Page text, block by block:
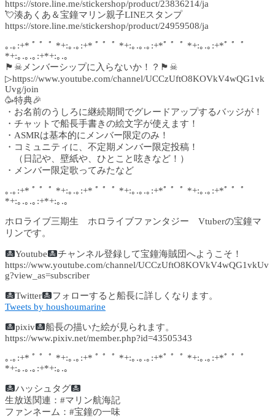
https://store.line.me/stickershop/product/23836214/ja
💘湊あくあ＆宝鐘マリン親子LINEスタンプ
https://store.line.me/stickershop/product/24959508/ja
｡.｡:+* ﾟ ゜ﾟ *+:｡.｡:+* ﾟ ゜ﾟ *+:｡.｡.｡:+*ﾟ ゜ﾟ *+:｡.｡:+*ﾟ ゜ﾟ
*+:｡.｡.｡:+*+:｡.｡
🏴☠メンバーシップに入らないか！？🏴☠
▷https://www.youtube.com/channel/UCCzUftO8KOVkV4wQG1vk
Uvg/join
🥳特典🎉
・お名前のうしろに継続期間でグレードアップするバッジが！
・チャットで船長手書きの絵文字が使えます！
・ASMRは基本的にメンバー限定のみ！
・コミュニティに、不定期メンバー限定投稿！
（日記や、壁紙や、ひとこと呟きなど！）
・メンバー限定歌ってみたなど
｡.｡:+* ﾟ ゜ﾟ *+:｡.｡:+* ﾟ ゜ﾟ *+:｡.｡.｡:+*ﾟ ゜ﾟ *+:｡.｡:+*ﾟ ゜ﾟ
*+:｡.｡.｡:+*+:｡.｡
ホロライブ三期生 ホロライブファンタジー Vtuberの宝鐘マ
リンです。
Youtube
チャンネル登録して宝鐘海賊団へようこそ！
https://www.youtube.com/channel/UCCzUftO8KOVkV4wQG1vkUv
g?view_as=subscriber
Twitter
フォローすると船長に詳しくなります。
Tweets by houshoumarine
pixiv
船長の描いた絵が見られます。
https://www.pixiv.net/member.php?id=43505343
｡.｡:+* ﾟ ゜ﾟ *+:｡.｡:+* ﾟ ゜ﾟ *+:｡.｡.｡:+*ﾟ ゜ﾟ *+:｡.｡:+*ﾟ ゜ﾟ
*+:｡.｡.｡:+*+:｡.｡
ハッシュタグ
生放送関連：#マリン航海記
ファンネーム：#宝鐘の一味